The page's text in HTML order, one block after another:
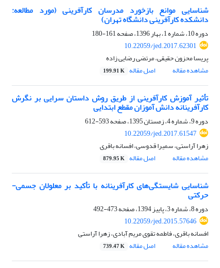
شناسایی موانع بازخورد مدرسان کارآفرینی (مورد مطالعه:
دانشکده کارآفرینی دانشگاه تهران)
دوره 10، شماره 1، بهار 1396، صفحه
161-180
10.22059/jed.2017.62301
پریسا محزون حقیقی، مرتضی رضایی زاده
مشاهده مقاله
اصل مقاله 199.91 K
تأثیر آموزش کارآفرینی از طریق روش داستان سرایی بر نگرش
کارآفرینانه دانش آموزان مقطع ابتدایی
دوره 9، شماره 4، زمستان 1395، صفحه
593-612
10.22059/jed.2017.61547
زهرا آراستی، سمیرا قدوسی، افسانه باقری
مشاهده مقاله
اصل مقاله 879.95 K
شناسایی شایستگی‌های کارآفرینانه با تأکید بر معلولان جسمی-
حرکتی
دوره 8، شماره 3، پاییز 1394، صفحه
473-492
10.22059/jed.2015.57646
افسانه باقری، فاطمه تقوی مریم آبادی، زهرا آراستی
مشاهده مقاله
اصل مقاله 739.47 K